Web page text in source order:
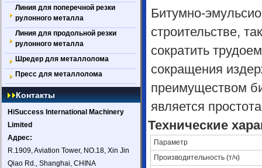
Линия для поперечной резки
рулонного металла
Линия для продольной резки
рулонного металла
Шредер для металлолома
Пресс для металлолома
Контакты
HiSuccess International Machinery
Limited
Адрес:
R.1909, Aviation Tower, NO.18, Xin Jin
Qiao Rd., Shanghai, CHINA
Битумно-
строительстве,
сократить
сокращения
преимуществом
является
Технические
Параметр
Производительность (т/ч)